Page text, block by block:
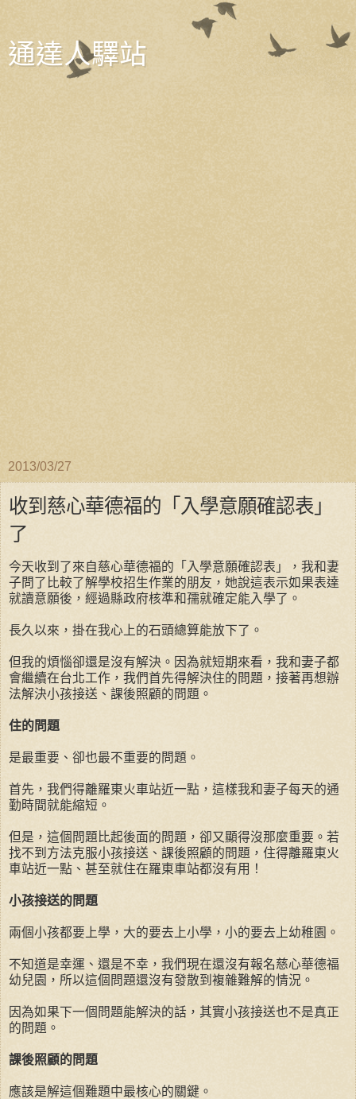
通達人驛站
2013/03/27
收到慈心華德福的「入學意願確認表」
了
今天收到了來自慈心華德福的「入學意願確認表」，我和妻
子問了比較了解學校招生作業的朋友，她說這表示如果表達
就讀意願後，經過縣政府核準和孺就確定能入學了。
長久以來，掛在我心上的石頭總算能放下了。
但我的煩惱卻還是沒有解決。因為就短期來看，我和妻子都
會繼續在台北工作，我們首先得解決住的問題，接著再想辦
法解決小孩接送、課後照顧的問題。
住的問題
是最重要、卻也最不重要的問題。
首先，我們得離羅東火車站近一點，這樣我和妻子每天的通
勤時間就能縮短。
但是，這個問題比起後面的問題，卻又顯得沒那麼重要。若
找不到方法克服小孩接送、課後照顧的問題，住得離羅東火
車站近一點、甚至就住在羅東車站都沒有用！
小孩接送的問題
兩個小孩都要上學，大的要去上小學，小的要去上幼稚園。
不知道是幸運、還是不幸，我們現在還沒有報名慈心華德福
幼兒園，所以這個問題還沒有發散到複雜難解的情況。
因為如果下一個問題能解決的話，其實小孩接送也不是真正
的問題。
課後照顧的問題
應該是解這個難題中最核心的關鍵。